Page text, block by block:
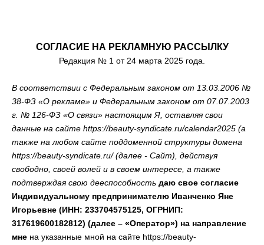
СОГЛАСИЕ НА РЕКЛАМНУЮ РАССЫЛКУ
Редакция № 1 от 24 марта 2025 года.
В соответствии с Федеральным законом от 13.03.2006 №
38-ФЗ «О рекламе» и Федеральным законом от 07.07.2003
г. № 126-ФЗ «О связи» настоящим Я, оставляя свои
данные на сайте https://beauty-syndicate.ru/calendar2025 (а
также на любом сайте поддоменной структуры домена
https://beauty-syndicate.ru/(далее - Сайт), действуя
свободно, своей волей и в своем интересе, а также
подтверждая свою дееспособность даю свое согласие
Индивидуальному предпринимателю Иванченко Яне
Игорьевне (ИНН: 233704575125, ОГРНИП:
317619600182812) (далее – «Оператор») на направление
мне на указанные мной на сайте https://beauty-